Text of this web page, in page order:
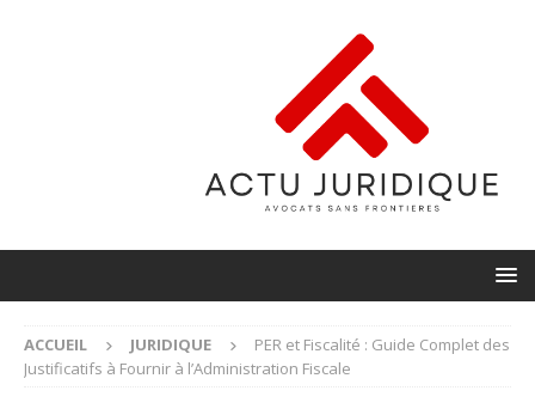
ACCUEIL JURIDIQUE
PER et Fiscalité : Guide Complet des
Justificatifs à Fournir à l’Administration Fiscale